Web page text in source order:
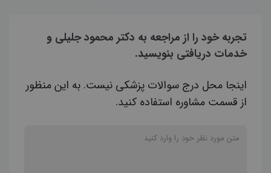
تجربه خود را از مراجعه به دکتر محمود جلیلی و
خدمات دریافتی بنویسید.
اینجا محل درج سوالات پزشکی نیست. به این منظور
از قسمت مشاوره استفاده کنید.